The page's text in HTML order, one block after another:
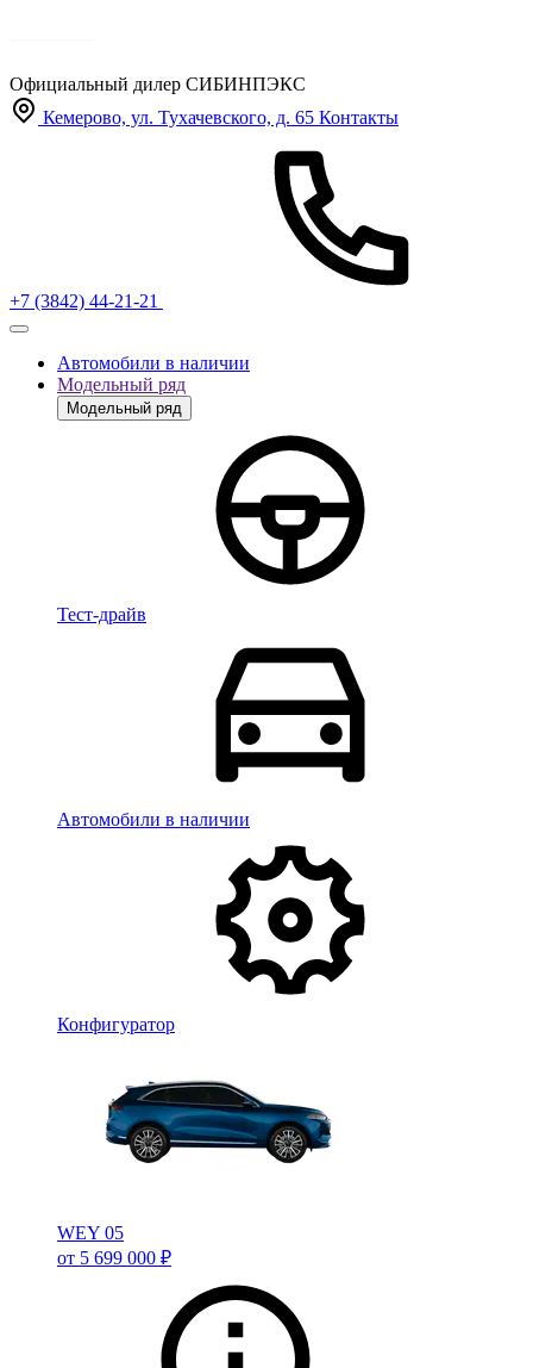
Официальный дилер СИБИНПЭКС
Кемерово, ул. Тухачевского, д. 65 Контакты
+7 (3842) 44-21-21
Автомобили в наличии
Модельный ряд
Модельный ряд
Тест-драйв
Автомобили в наличии
Конфигуратор
WEY 05
от 5 699 000 ₽